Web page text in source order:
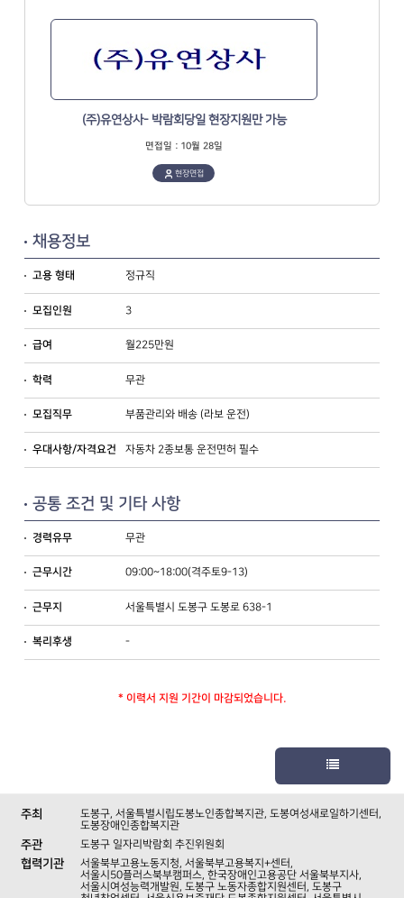
(주)유연상사- 박람회당일 현장지원만 가능
면접일 : 10월 28일
현장면접
채용정보
고용 형태 정규직
모집인원 3
급여 월225만원
학력 무관
모집직무 부품관리와 배송 (라보 운전)
우대사항/자격요건 자동차 2종보통 운전면허 필수
공통 조건 및 기타 사항
경력유무 무관
근무시간 09:00~18:00(격주토9-13)
근무지 서울특별시 도봉구 도봉로 638-1
복리후생 -
* 이력서 지원 기간이 마감되었습니다.
주최 도봉구, 서울특별시립도봉노인종합복지관, 도봉여성새로일하기센터 ,
도봉장애인종합복지관
주관 도봉구 일자리박람회 추진위원회
협력기관 서울북부고용노동지청, 서울북부고용복지+센터 ,
서울시50플러스북부캠퍼스, 한국장애인고용공단 서울북부지사,
서울시여성능력개발원, 도봉구 노동자종합지원센터 , 도봉구